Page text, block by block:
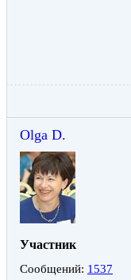
Olga D.
Участник
Сообщений: 1537